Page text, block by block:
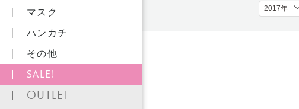
マスク
ハンカチ
その他
SALE!
OUTLET